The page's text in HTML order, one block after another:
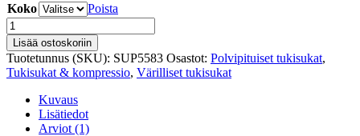
Koko
Poista
SupCare
Tukisukka
sydänkuviolla
määrä
Lisää ostoskoriin
Tuotetunnus (SKU): SUP5583 Osastot: Polvipituiset tukisukat,
Tukisukat & kompressio, Värilliset tukisukat
Kuvaus
Lisätiedot
Arviot (1)